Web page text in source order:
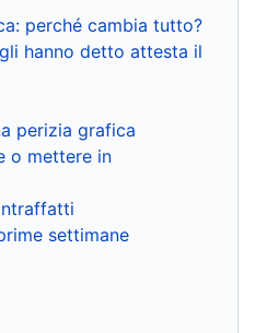
perché cambia tutto?
hanno detto attesta il
perizia grafica
o mettere in
settimane